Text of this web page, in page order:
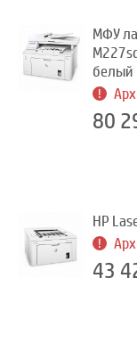
МФУ
белый
80
HP
43